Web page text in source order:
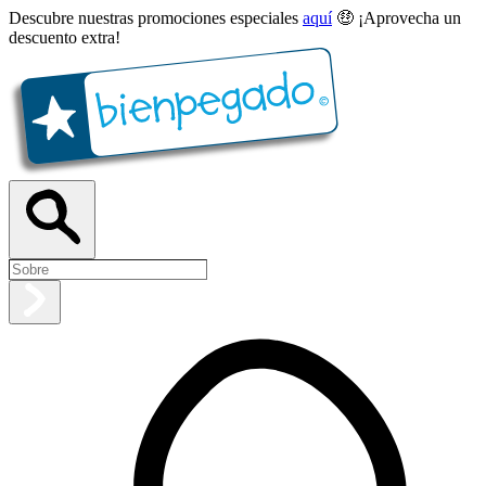
Descubre nuestras promociones especiales aquí🤑 ¡Aprovecha un
descuento extra!